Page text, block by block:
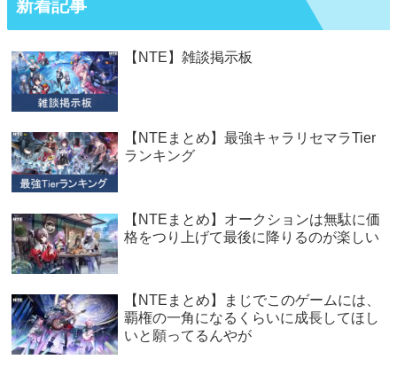
新着記事
【NTE】雑談掲示板
【NTEまとめ】最強キャラリセマラTier
ランキング
【NTEまとめ】オークションは無駄に価
格をつり上げて最後に降りるのが楽しい
【NTEまとめ】まじでこのゲームには、
覇権の一角になるくらいに成長してほし
いと願ってるんやが